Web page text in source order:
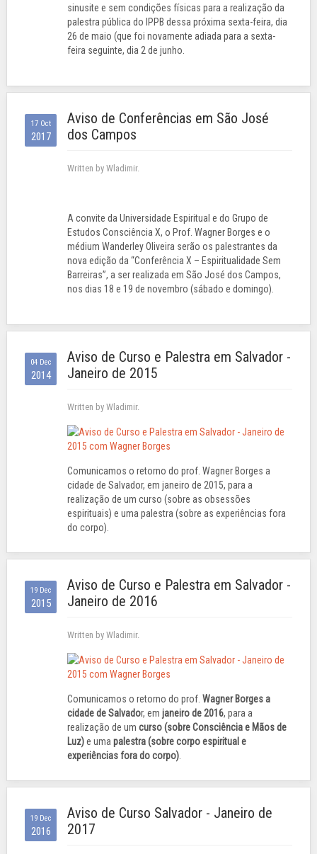
sinusite e sem condições físicas para a realização da
palestra pública do IPPB dessa próxima sexta-feira, dia
26 de maio (que foi novamente adiada para a sexta-
feira seguinte, dia 2 de junho.
17 Oct
2017
Aviso de Conferências em São José
dos Campos
Written by Wladimir.
A convite da Universidade Espiritual e do Grupo de
Estudos Consciência X, o Prof. Wagner Borges e o
médium Wanderley Oliveira serão os palestrantes da
nova edição da “Conferência X – Espiritualidade Sem
Barreiras”, a ser realizada em São José dos Campos,
nos dias 18 e 19 de novembro (sábado e domingo).
04 Dec
2014
Aviso de Curso e Palestra em Salvador -
Janeiro de 2015
Written by Wladimir.
Comunicamos o retorno do prof. Wagner Borges a
cidade de Salvador, em janeiro de 2015, para a
realização de um curso (sobre as obsessões
espirituais) e uma palestra (sobre as experiências fora
do corpo).
19 Dec
2015
Aviso de Curso e Palestra em Salvador -
Janeiro de 2016
Written by Wladimir.
Comunicamos o retorno do prof. Wagner Borges a
cidade de Salvador, em janeiro de 2016, para a
realização de um curso (sobre Consciência e Mãos de
Luz)e uma palestra (sobre corpo espiritual e
experiências fora do corpo)
19 Dec
2016
Aviso de Curso Salvador - Janeiro de
2017